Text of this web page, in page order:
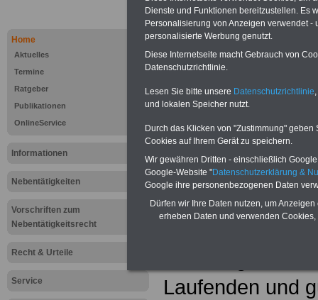
Home
Aktuelles
Termine
Ratgeber
Publikationen
OnlineService
Informationen
Nebentätigkeiten
Vorschriften zum
Nebentätigkeitsrecht
Recht & Urteile
Service
Werbung mit Textlink:
250 Euro können Sie einen
Banner für drei Monate
Website eingeblendet wird.
Von den
besonderer
kompetente
Laufenden und
Dienste und Funktionen bereitzustellen. Es
Personalisierung von Anzeigen verwendet
personalisierte Werbung genutzt.
Diese Internetseite macht Gebrauch von
Datenschutzrichtlinie.
Lesen Sie bitte unsere Datenschutzrichtlinie
und lokalen Speicher nutzt.
Durch das Klicken von "Zustimmung"
Cookies auf Ihrem Gerät zu speichern.
Wir gewähren Dritten - einschließlich
Google-Website "Datenschutzerklärung &
Google ihre personenbezogenen Daten
Dürfen wir Ihre Daten nutzen, um
erheben Daten und verwenden